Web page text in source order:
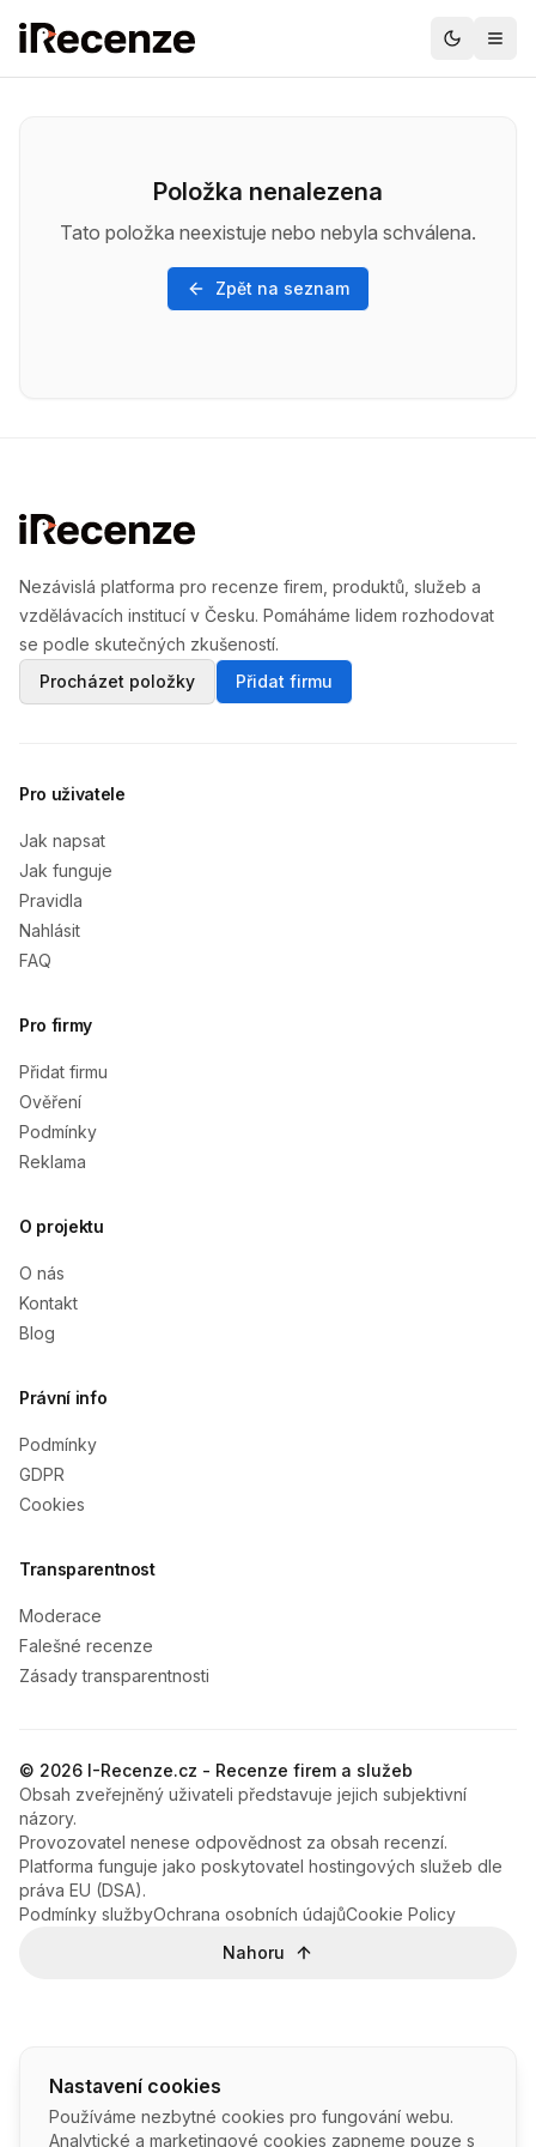
Položka nenalezena
Tato položka neexistuje nebo nebyla schválena.
Zpět na seznam
Nastavení cookies
Používáme nezbytné cookies pro fungování webu.
Analytické a marketingové cookies zapneme pouze s
Nezávislá platforma pro recenze firem, produktů, služeb a
vzdělávacích institucí v Česku. Pomáháme lidem rozhodovat
se podle skutečných zkušeností.
Procházet položky
Přidat firmu
Pro uživatele
Jak napsat
Jak funguje
Pravidla
Nahlásit
FAQ
Pro firmy
Přidat firmu
Ověření
Podmínky
Reklama
O projektu
O nás
Kontakt
Blog
Právní info
Podmínky
GDPR
Cookies
Transparentnost
Moderace
Falešné recenze
Zásady transparentnosti
© 2026 I-Recenze.cz - Recenze firem a služeb
Obsah zveřejněný uživateli představuje jejich subjektivní
názory.
Provozovatel nenese odpovědnost za obsah recenzí.
Platforma funguje jako poskytovatel hostingových služeb dle
práva EU (DSA).
Podmínky službyOchrana osobních údajůCookie Policy
Nahoru